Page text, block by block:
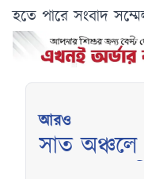
হতে পারে সংবাদ
আরও
সাত